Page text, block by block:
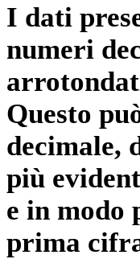
I dati
numeri
Questo
decimale,
più
e in modo
prima